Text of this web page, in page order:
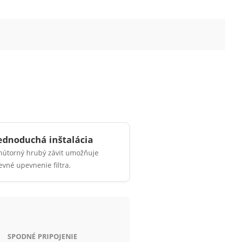
inštalácia
hrubý závit umožňuje
upevnenie filtra.
SPODNÉ PRIPOJENIE